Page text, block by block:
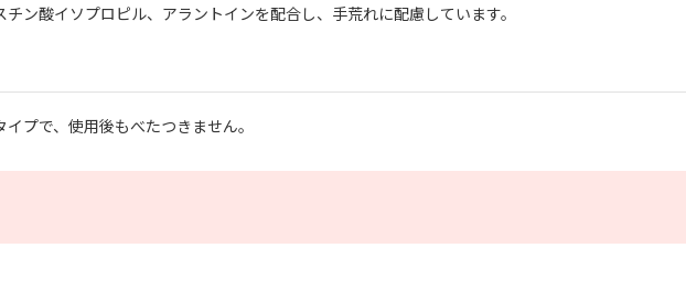
ン酸イソプロピル、アラントインを配合し、手荒れに配慮しています。
プで、使用後もべたつきません。